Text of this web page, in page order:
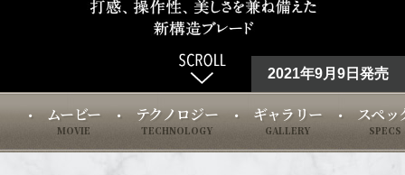
2021年9月9日発売
ムービー
MOVIE
テクノロジー
TECHNOLOGY
ギャラリー
GALLERY
スペッ
SPECS